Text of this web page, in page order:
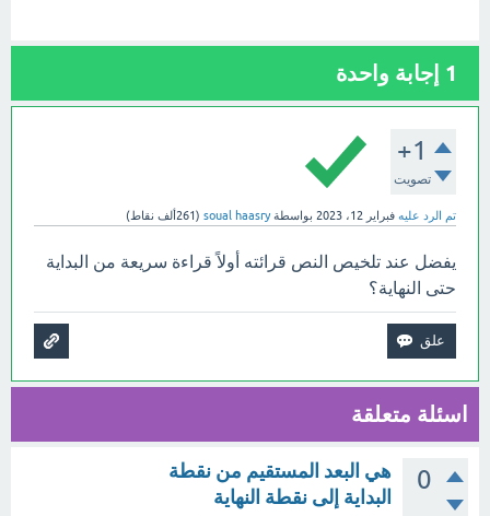
1 إجابة واحدة
+1
تصويت
تم الرد عليه فبراير 12، 2023 بواسطةsoual haasry
(261ألف نقاط)
يفضل عند تلخيص النص قرائته أولاً قراءة سريعة من البداية
حتى النهاية؟
اسئلة متعلقة
0
هي البعد المستقيم من نقطة
البداية إلى نقطة النهاية